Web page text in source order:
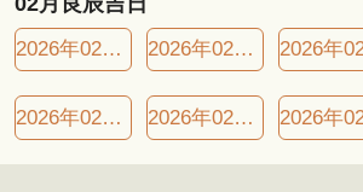
2026年02月07日良辰吉日 2026年02月10日良辰吉日
2026年02月19日良辰吉日 2026年02月22日良辰吉日